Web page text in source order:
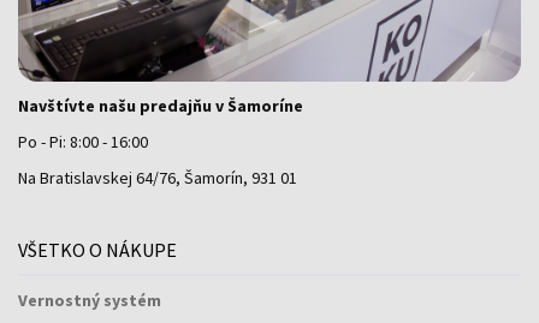
Navštívte našu predajňu v Šamoríne
Po - Pi: 8:00 - 16:00
Na Bratislavskej 64/76, Šamorín, 931 01
VŠETKO O NÁKUPE
Vernostný systém